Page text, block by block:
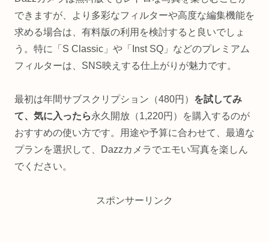
できますが、より多彩なフィルターや高度な編集機能を
求める場合は、有料版の利用を検討すると良いでしょ
う。特に「S Classic」や「Inst SQ」などのプレミアム
フィルターは、SNS映えする仕上がりが魅力です。
最初は年間サブスクリプション（480円） を試してみ
て、気に入ったら永久開放（1,220円）を購入するのが
おすすめの使い方です。用途や予算に合わせて、最適な
プランを選択して、Dazzカメラでエモい写真を楽しん
でください。
スポンサーリンク